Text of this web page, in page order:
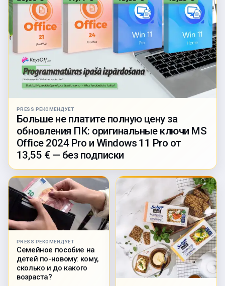
PRESS РЕКОМЕНДУЕТ
Больше не платите полную цену за
обновления ПК: оригинальные ключи MS
Office 2024 Pro и Windows 11 Pro от
13,55 € — без подписки
PRESS РЕКОМЕНДУЕТ
Семейное пособие на
детей по-новому: кому,
сколько и до какого
возраста?